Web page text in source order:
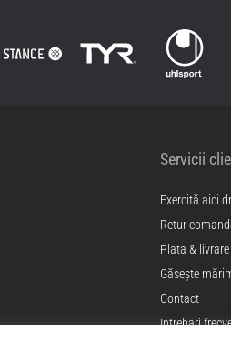
Servicii
Exercită aici
Retur
Plata & livrare
Găseşte
Contact
Intrebari